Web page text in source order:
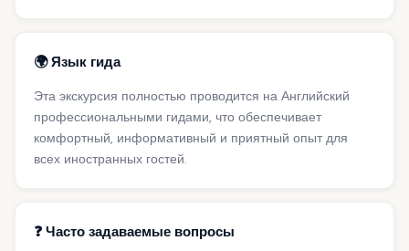
🌍 Язык гида
Эта экскурсия полностью проводится на Английский
профессиональными гидами, что обеспечивает
комфортный, информативный и приятный опыт для
всех иностранных гостей.
❓ Часто задаваемые вопросы